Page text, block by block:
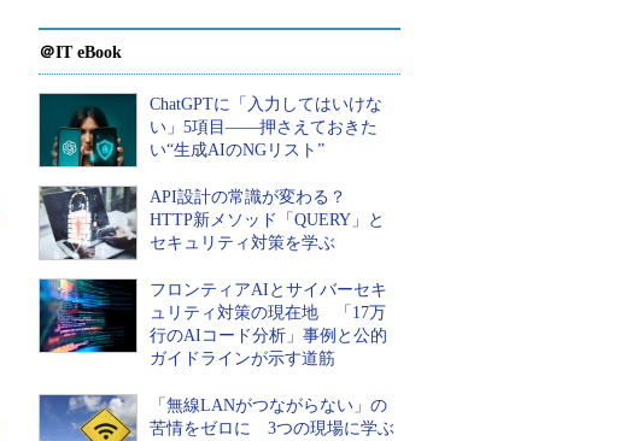
＠IT eBook
ChatGPTに「入力してはいけな
い」5項目――押さえておきた
い“生成AIのNGリスト”
API設計の常識が変わる？
HTTP新メソッド「QUERY」と
セキュリティ対策を学ぶ
フロンティアAIとサイバーセキ
ュリティ対策の現在地 「17万
行のAIコード分析」事例と公的
ガイドラインが示す道筋
「無線LANがつながらない」の
苦情をゼロに 3つの現場に学ぶ